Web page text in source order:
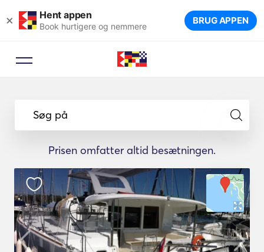
× Hent appen
Book hurtigere og nemmere BRUG APPEN
Søg på
Prisen omfatter altid besætningen.